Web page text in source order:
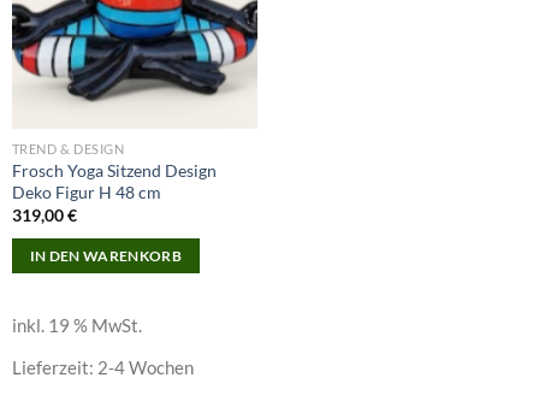
TREND & DESIGN
Frosch Yoga Sitzend Design
Deko Figur H 48 cm
319,00€
IN DEN WARENKORB
inkl. 19 % MwSt.
Lieferzeit: 2-4 Wochen